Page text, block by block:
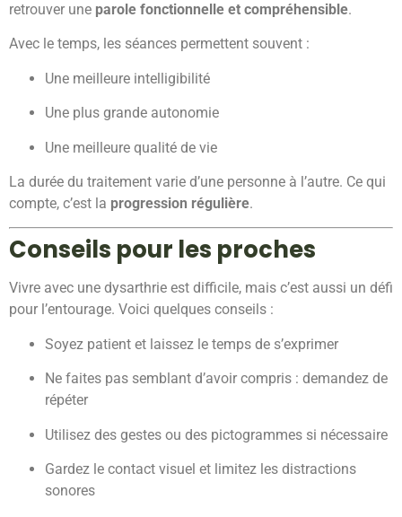
retrouver une parole fonctionnelle et compréhensible.
Avec le temps, les séances permettent souvent :
Une meilleure intelligibilité
Une plus grande autonomie
Une meilleure qualité de vie
La durée du traitement varie d’une personne à l’autre. Ce qui
compte, c’est la progression régulière.
Conseils pour les proches
Vivre avec une dysarthrie est difficile, mais c’est aussi un défi
pour l’entourage. Voici quelques conseils :
Soyez patient et laissez le temps de s’exprimer
Ne faites pas semblant d’avoir compris : demandez de
répéter
Utilisez des gestes ou des pictogrammes si nécessaire
Gardez le contact visuel et limitez les distractions
sonores